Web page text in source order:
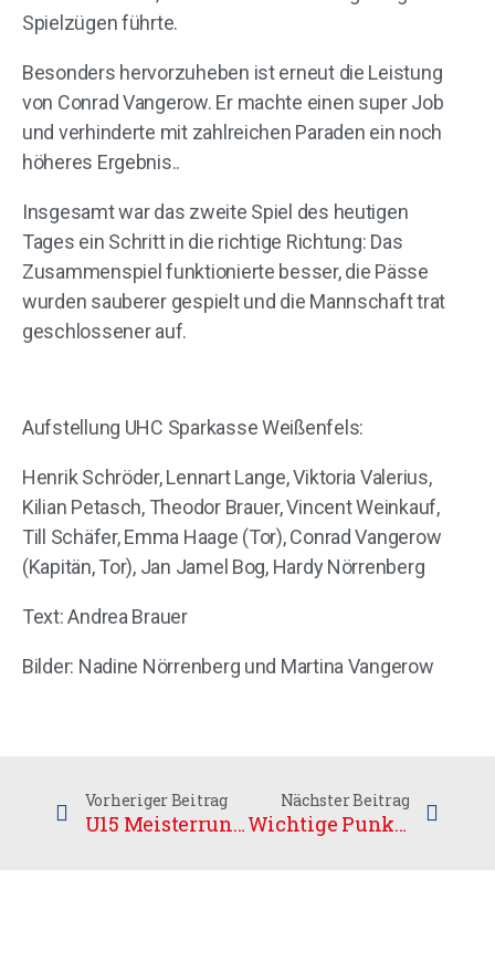
Spielzügen führte.
Besonders hervorzuheben ist erneut die Leistung
von Conrad Vangerow. Er machte einen super Job
und verhinderte mit zahlreichen Paraden ein noch
höheres Ergebnis..
Insgesamt war das zweite Spiel des heutigen
Tages ein Schritt in die richtige Richtung: Das
Zusammenspiel funktionierte besser, die Pässe
wurden sauberer gespielt und die Mannschaft trat
geschlossener auf.
Aufstellung UHC Sparkasse Weißenfels:
Henrik Schröder, Lennart Lange, Viktoria Valerius,
Kilian Petasch, Theodor Brauer, Vincent Weinkauf,
Till Schäfer, Emma Haage (Tor), Conrad Vangerow
(Kapitän, Tor), Jan Jamel Bog, Hardy Nörrenberg
Text: Andrea Brauer
Bilder: Nadine Nörrenberg und Martina Vangerow
Vorheriger Beitrag
U15 Meisterrunde mit kleinem Kader
Nächster Beitrag
Wichtige Punkte für die Cats